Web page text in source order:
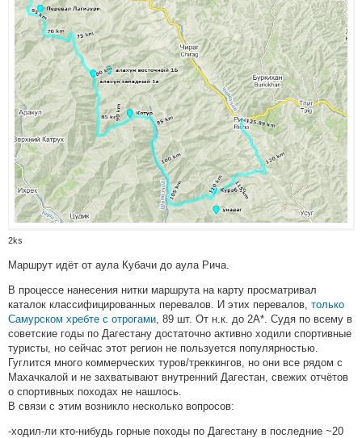
2ks
Маршрут идёт от аула Кубачи до аула Рича.
В процессе нанесения нитки маршрута на карту просматривал
каталок классифицированных перевалов. И этих перевалов, только
Самурском хребте с отрогами , 89 шт. От н.к. до 2А*. Судя по всему в
советские годы по Дагестану достаточно активно ходили спортивные
туристы, но сейчас этот регион не пользуется популярностью.
Гуглится много коммерческих туров/треккингов, но они все рядом с
Махачкалой и не захватывают внутренний Дагестан, свежих отчётов
о спортивных походах не нашлось.
В связи с этим возникло несколько вопросов:
-ходил-ли кто-нибудь горные походы по Дагестану в последние ~20